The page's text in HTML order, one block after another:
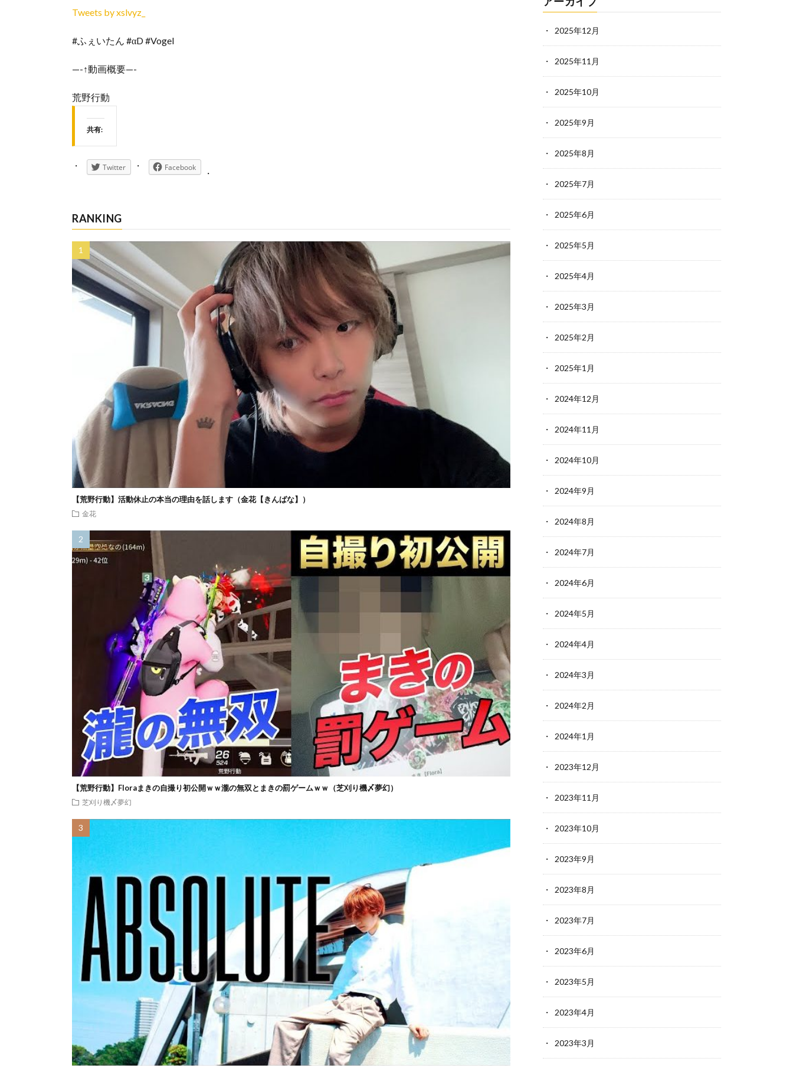
Tweets by xslvyz_
#ふぇいたん #αD #Vogel
—-↑動画概要—-
荒野行動
共有:
Twitter Facebook
RANKING
【荒野行動】活動休止の本当の理由を話します（金花【きんばな】）
金花
【荒野行動】Floraまきの自撮り初公開ｗｗ瀧の無双とまきの罰ゲームｗｗ（芝刈り機〆夢幻）
芝刈り機〆夢幻
2025年12月
2025年11月
2025年10月
2025年9月
2025年8月
2025年7月
2025年6月
2025年5月
2025年4月
2025年3月
2025年2月
2025年1月
2024年12月
2024年11月
2024年10月
2024年9月
2024年8月
2024年7月
2024年6月
2024年5月
2024年4月
2024年3月
2024年2月
2024年1月
2023年12月
2023年11月
2023年10月
2023年9月
2023年8月
2023年7月
2023年6月
2023年5月
2023年4月
2023年3月